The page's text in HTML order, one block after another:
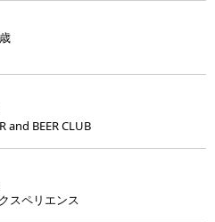
and BEER CLUB
スペリエンス